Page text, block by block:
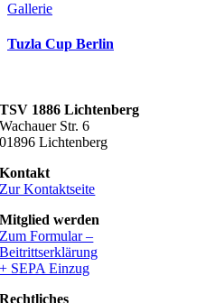
Gallerie
Tuzla Cup Berlin
TSV 1886 Lichtenberg
Wachauer Str. 6
01896 Lichtenberg
Kontakt
Zur Kontaktseite
Mitglied werden
Zum Formular –
Beitrittserklärung
+ SEPA Einzug
Rechtliches